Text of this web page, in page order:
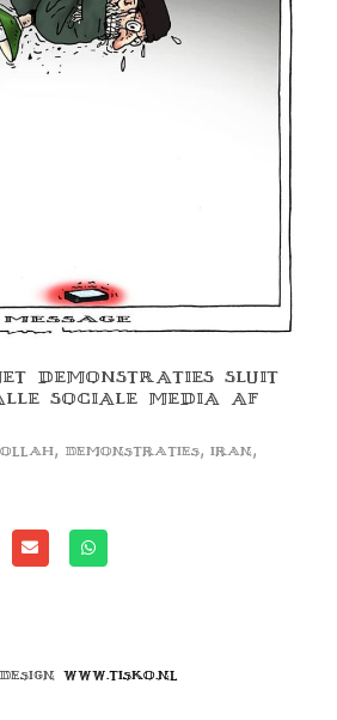
DEMONSTRATIES SLUIT
SOCIALE MEDIA AF
, demonstraties, iran,
www.tisko.nl